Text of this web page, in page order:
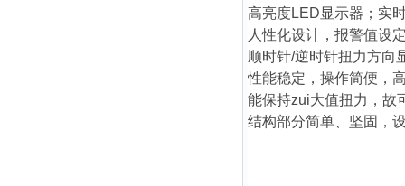
高亮度LED显示器；实
人性化设计，报警值设
顺时针/逆时针扭力方向
性能稳定，操作简便，
能保持zui大值扭力，故
结构部分简单、坚固，